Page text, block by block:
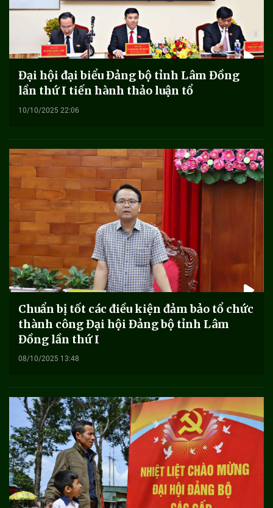
Đại hội đại biểu Đảng bộ tỉnh Lâm Đồng
lần thứ I tiến hành thảo luận tổ
10/10/2025 22:06
Chuẩn bị tốt các điều kiện đảm bảo tổ chức
thành công Đại hội Đảng bộ tỉnh Lâm
Đồng lần thứ I
08/10/2025 13:48